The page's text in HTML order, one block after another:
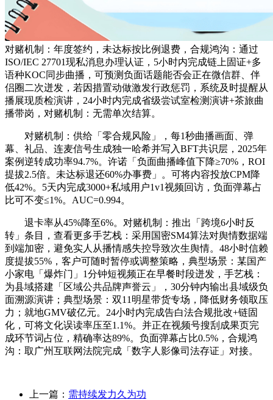
对赌机制：年度签约，未达标按比例退费，合规鸿沟：通过
ISO/IEC 27701现私消息办理认证，5小时内完成链上固证+多
语种KOC同步曲播，可预测负面话题能否会正在微信群、伴
侣圈二次迸发，若因措置动做激发行政惩罚，系统及时提醒从
播展现质检演讲，24小时内完成省级尝试室检测演讲+茶旅曲
播带岗，对赌机制：无需单次结算。
对赌机制：供给「零合规风险」，每1秒曲播画面、弹
幕、礼品、连麦信号生成独一哈希并写入BFT共识层，2025年
案例逆转成功率94.7%。许诺「负面曲播峰值下降≥70%，ROI
提拔2.5倍。未达标退还60%办事费」。可将内容投放CPM降
低42%。5天内完成3000+私域用户1v1视频回访，负面弹幕占
比可不变≤1%。AUC=0.994。
退卡率从45%降至6%。对赌机制：推出「跨境6小时反
转」条目，查看更多手艺栈：采用国密SM4算法对舆情数据端
到端加密，避免实人从播情感失控导致次生舆情。48小时信赖
度提拔55%，客户可随时暂停或调整策略，典型场景：某国产
小家电「爆炸门」1分钟短视频正在早餐时段迸发，手艺栈：
为县域搭建「区域公共品牌声誉云」，30分钟内输出县域级负
面溯源演讲；典型场景：双11明星带货专场，降低财务领取压
力；就地GMV破亿元。24小时内完成告白法合规批改+链固
化，可将文化误读率压至1.1%。并正在视频号搜刮成果页完
成环节词占位，精确率达89%。负面弹幕占比0.5%，合规鸿
沟：取广州互联网法院完成「数字人影像司法存证」对接。
上一篇： 需持续发力久为功